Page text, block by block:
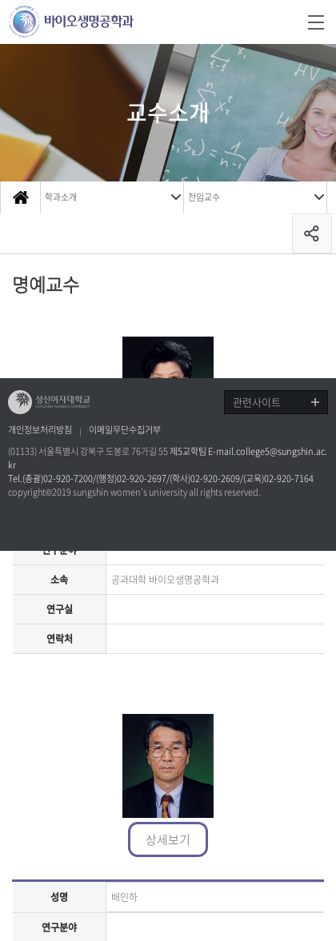
교수소개
학과소개 전임교수
명예교수
연구분야
소속 공과대학 바이오생명공학과
연구실
연락처
상세보기
성명 배인하
연구분야
개인정보처리방침 이메일무단수집거부
관련사이트
(01133) 서울특별시 강북구 도봉로 76가길 55제5교학팀 E-mail.college5@sungshin.ac.
kr
Tel.(총괄)02-920-7200/(행정)02-920-2697/(학사)02-920-2609/(교육)02-920-7164
copyright©2019 sungshin women’s university all rights reserved.